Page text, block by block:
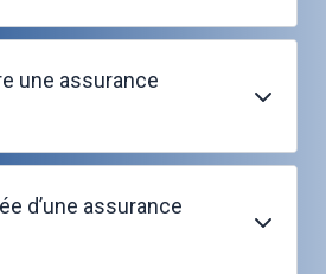
une assurance
d’une assurance